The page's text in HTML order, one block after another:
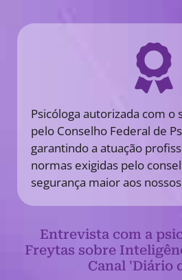
Psicóloga autorizada com o
pelo Conselho Federal de
garantindo a atuação
normas exigidas pelo
segurança maior aos
Entrevista com a
Freytas sobre
Canal 'Diário